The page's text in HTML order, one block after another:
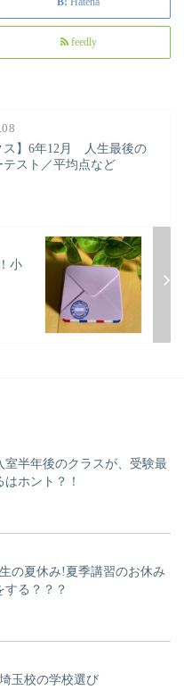
feedly
ス】6年12月 人生最後の
テスト／平均点など
小
室半年後のクラスが、受験最
ホント？！
の夏休み!夏季講習のお休み
する？？？
玉校の学校選び